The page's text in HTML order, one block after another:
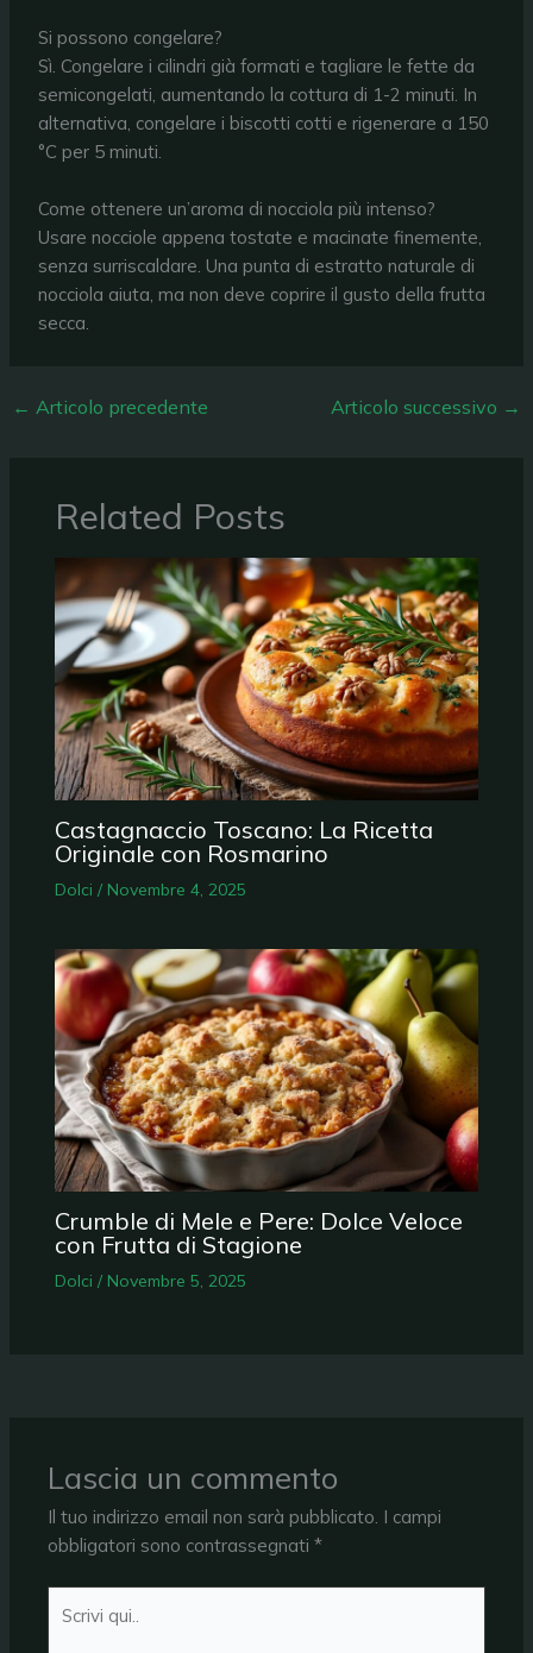
Si possono congelare?
Sì. Congelare i cilindri già formati e tagliare le fette da
semicongelati, aumentando la cottura di 1-2 minuti. In
alternativa, congelare i biscotti cotti e rigenerare a 150
°C per 5 minuti.
Come ottenere un’aroma di nocciola più intenso?
Usare nocciole appena tostate e macinate finemente,
senza surriscaldare. Una punta di estratto naturale di
nocciola aiuta, ma non deve coprire il gusto della frutta
secca.
← Articolo precedente Articolo successivo →
Related Posts
Castagnaccio Toscano: La Ricetta
Originale con Rosmarino
Dolci / Novembre 4, 2025
Crumble di Mele e Pere: Dolce Veloce
con Frutta di Stagione
Dolci / Novembre 5, 2025
Lascia un commento
Il tuo indirizzo email non sarà pubblicato. I campi
obbligatori sono contrassegnati*
qui..